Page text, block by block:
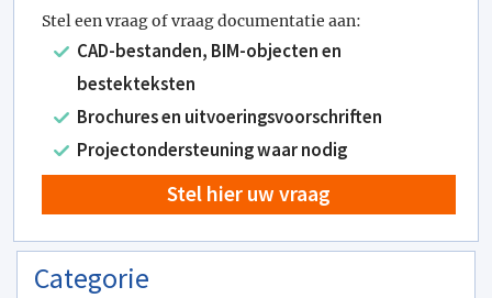
Stel een vraag of vraag documentatie aan:
CAD-bestanden, BIM-objecten en
bestekteksten
Brochures en uitvoeringsvoorschriften
Projectondersteuning waar nodig
Stel hier uw vraag
Categorie